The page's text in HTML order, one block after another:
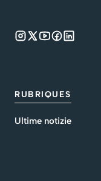
RUBRIQUES
Ultime notizie